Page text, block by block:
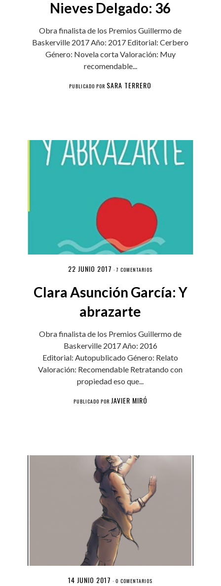
Nieves Delgado: 36
Obra finalista de los Premios Guillermo de
Baskerville 2017 Año: 2017 Editorial: Cerbero
Género: Novela corta Valoración: Muy
recomendable...
PUBLICADO POR SARA TERRERO
22 JUNIO 2017 ·7 COMENTARIOS
Clara Asunción García: Y
abrazarte
Obra finalista de los Premios Guillermo de
Baskerville 2017 Año: 2016
Editorial: Autopublicado Género: Relato
Valoración: Recomendable Retratando con
propiedad eso que...
PUBLICADO POR JAVIER MIRÓ
14 JUNIO 2017 ·0 COMENTARIOS